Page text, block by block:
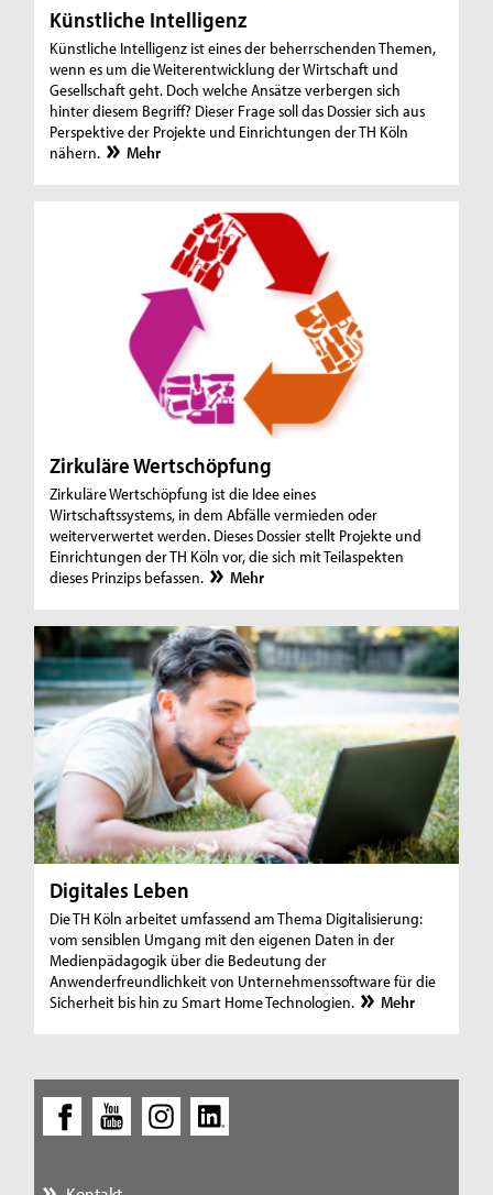
Künstliche Intelligenz
Künstliche Intelligenz ist eines der beherrschenden Themen,
wenn es um die Weiterentwicklung der Wirtschaft und
Gesellschaft geht. Doch welche Ansätze verbergen sich
hinter diesem Begriff? Dieser Frage soll das Dossier sich aus
Perspektive der Projekte und Einrichtungen der TH Köln
nähern.
Mehr
Zirkuläre Wertschöpfung
Zirkuläre Wertschöpfung ist die Idee eines
Wirtschaftssystems, in dem Abfälle vermieden oder
weiterverwertet werden. Dieses Dossier stellt Projekte und
Einrichtungen der TH Köln vor, die sich mit Teilaspekten
dieses Prinzips befassen.
Mehr
Digitales Leben
Die TH Köln arbeitet umfassend am Thema Digitalisierung:
vom sensiblen Umgang mit den eigenen Daten in der
Medienpädagogik über die Bedeutung der
Anwenderfreundlichkeit von Unternehmenssoftware für die
Sicherheit bis hin zu Smart Home Technologien.
Mehr